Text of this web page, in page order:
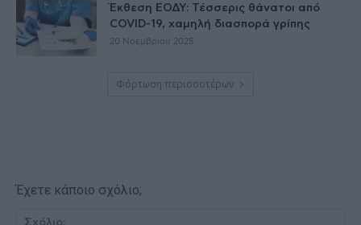
Έκθεση ΕΟΔΥ: Τέσσερις θάνατοι από
COVID-19, χαμηλή διασπορά γρίπης
20 Νοεμβρίου 2025
Φόρτωση περισσοτέρων
Έχετε κάποιο σχόλιο;